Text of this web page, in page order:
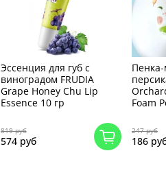
Эссенция для губ с
виноградом FRUDIA
Grape Honey Chu Lip
Essence 10 гр
819 руб
574 руб
Пенка-
Foam
247 руб
186